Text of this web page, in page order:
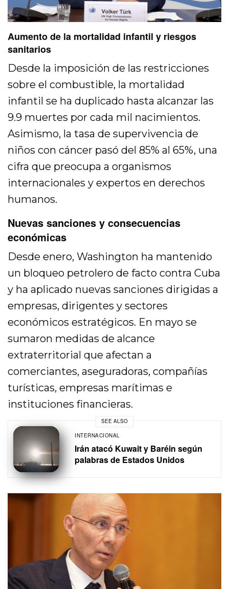
Aumento de la mortalidad infantil y riesgos
sanitarios
Desde la imposición de las restricciones
sobre el combustible, la mortalidad
infantil se ha duplicado hasta alcanzar las
9.9 muertes por cada mil nacimientos.
Asimismo, la tasa de supervivencia de
niños con cáncer pasó del 85% al 65%, una
cifra que preocupa a organismos
internacionales y expertos en derechos
humanos.
Nuevas sanciones y consecuencias
económicas
Desde enero, Washington ha mantenido
un bloqueo petrolero de facto contra Cuba
y ha aplicado nuevas sanciones dirigidas a
empresas, dirigentes y sectores
económicos estratégicos. En mayo se
sumaron medidas de alcance
extraterritorial que afectan a
comerciantes, aseguradoras, compañías
turísticas, empresas marítimas e
instituciones financieras.
SEE ALSO
INTERNACIONAL
Irán atacó Kuwait y Baréin según
palabras de Estados Unidos